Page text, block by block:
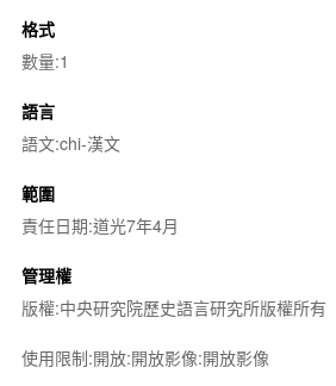
格式
數量:1
語言
語文:chi-漢文
範圍
責任日期:道光7年4月
管理權
版權:中央研究院歷史語言研究所版權所有
使用限制:開放:開放影像:開放影像